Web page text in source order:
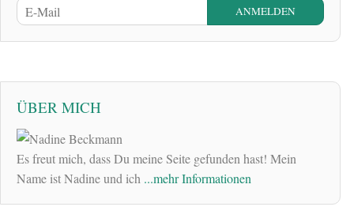
ÜBER MICH
Es freut mich, dass Du meine Seite gefunden hast! Mein
Name ist Nadine und ich ...mehr Informationen